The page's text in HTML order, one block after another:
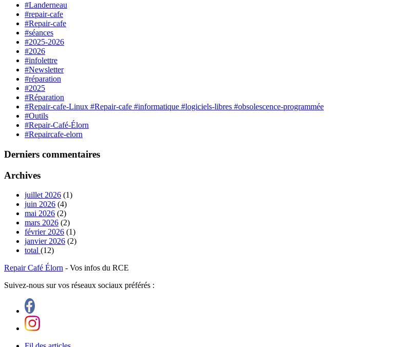
#Landerneau
#repair-cafe
#Repair-cafe
#séances
#2025-2026
#2026
#infolettre
#Newsletter
#réparation
#2025
#Réparation
#Repair-cafe-Linux #Repair-cafe #informatique #logiciels-libres #obsolescence-programmée
#Outils
#Repair-Café-Élorn
#Repaircafe-elorn
Derniers commentaires
Archives
juillet 2026 (1)
juin 2026 (4)
mai 2026 (2)
mars 2026 (2)
février 2026 (1)
janvier 2026 (2)
total (12)
Repair Café Élorn - Vos infos du RCE
Suivez-nous sur vos réseaux sociaux préférés :